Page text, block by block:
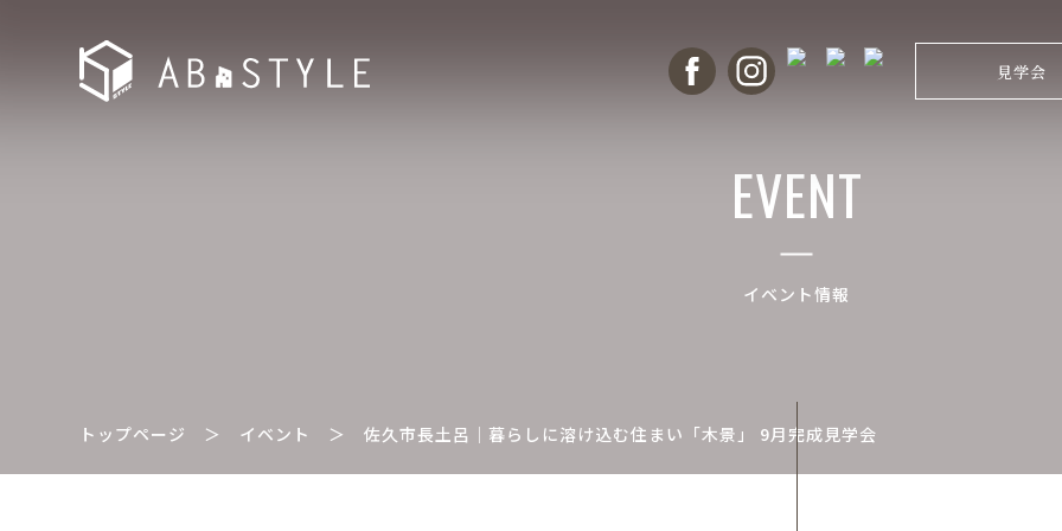
見学会
EVENT
イベント情報
トップページ ＞ イベント ＞佐久市長土呂｜暮らしに溶け込む住まい「木景」 9月完成見学会